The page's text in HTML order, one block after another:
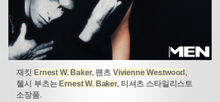
재킷 Ernest W. Baker, 팬츠 Vivienne Westwood ,
첼시 부츠는 Ernest W. Baker, 티셔츠 스타일리스트
소장품.